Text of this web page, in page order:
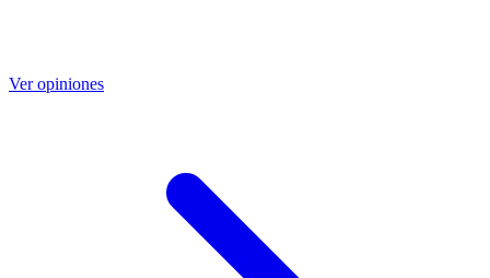
Ver opiniones